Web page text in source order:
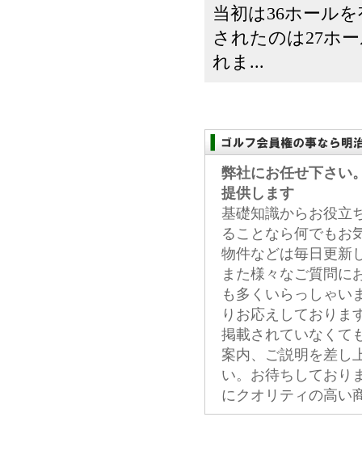
当初は36ホール
されたのは27ホ
れま...
弊社にお任せ下さい
提供します
基礎知識からお役立
ることなら何でもお
物件などは毎日更新
また様々なご質問に
も多くいらっしゃい
りお応えしておりま
掲載されていなくて
案内、ご説明を差し
い。お待ちしており
にクオリティの高い